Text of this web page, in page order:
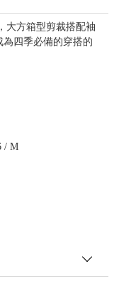
大方箱型剪裁搭配袖
四季必備的穿搭的
/ M